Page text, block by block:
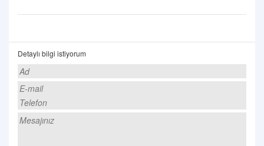
Detaylı bilgi istiyorum